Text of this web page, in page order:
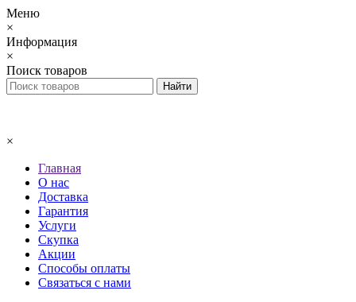
Меню
×
Информация
×
Поиск товаров
×
Главная
О нас
Доставка
Гарантия
Услуги
Скупка
Акции
Способы оплаты
Связаться с нами